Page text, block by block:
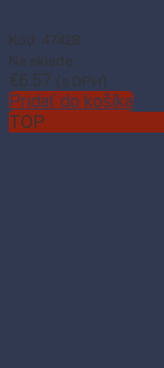
Kód: 47428
Na sklade
€6.57 (s DPH)
Pridať do košíka
TOP